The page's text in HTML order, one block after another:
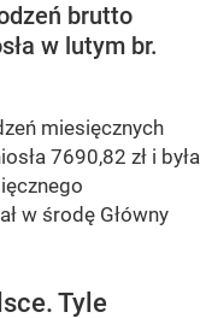
brutto
w lutym br.
miesięcznych
7690,82 zł i była
w środę Główny
Tyle